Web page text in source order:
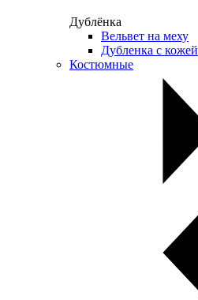
Дублёнка
Вельвет на меху
Дубленка с кожей
Костюмные